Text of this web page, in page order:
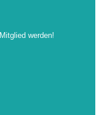
Mitglied werden!